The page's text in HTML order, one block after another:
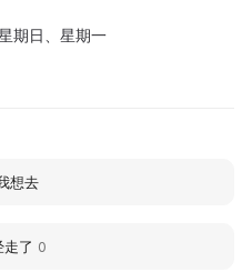
期日、星期一
想去
了 0